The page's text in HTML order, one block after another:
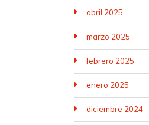
abril 2025
marzo 2025
febrero 2025
enero 2025
diciembre 2024